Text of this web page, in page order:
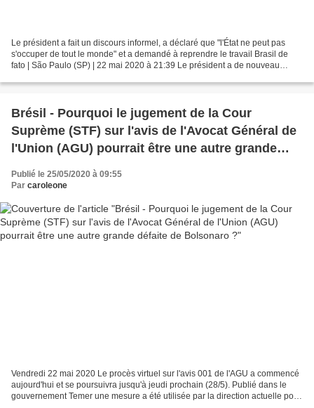
Le président a fait un discours informel, a déclaré que "l'État ne peut pas
s'occuper de tout le monde" et a demandé à reprendre le travail Brasil de
fato | São Paulo (SP) | 22 mai 2020 à 21:39 Le président a de nouveau
Brésil - Pourquoi le jugement de la Cour
Suprème (STF) sur l'avis de l'Avocat Général de
l'Union (AGU) pourrait être une autre grande
défaite de Bolsonaro ?
Publié le 25/05/2020 à 09:55
Par caroleone
Vendredi 22 mai 2020 Le procès virtuel sur l'avis 001 de l'AGU a commencé
aujourd'hui et se poursuivra jusqu'à jeudi prochain (28/5). Publié dans le
gouvernement Temer une mesure a été utilisée par la direction actuelle pour